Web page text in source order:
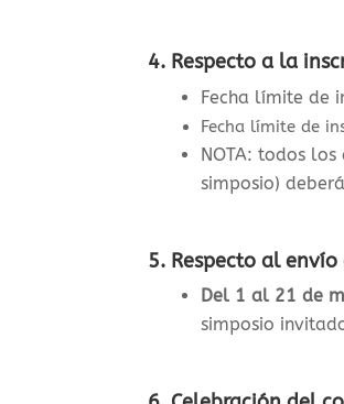
4. Respecto a la
Fecha límite de
Fecha límite de
NOTA: todos
simposio)
5. Respecto al
Del 1 al 21 de
simposio